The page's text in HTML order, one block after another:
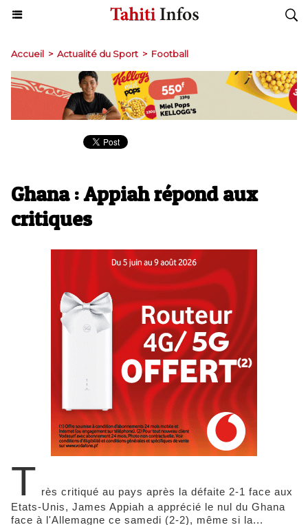
Accueil > Actualité du Sport > Football
Ghana : Appiah répond aux
critiques
T rès critiqué au pays après la défaite 2-1 face aux
Etats-Unis, James Appiah a apprécié le nul du Ghana
face à l'Allemagne ce samedi (2-2), même si la...